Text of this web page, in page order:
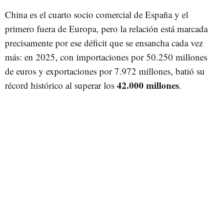
China es el cuarto socio comercial de España y el
primero fuera de Europa, pero la relación está marcada
precisamente por ese déficit que se ensancha cada vez
más: en 2025, con importaciones por 50.250 millones
de euros y exportaciones por 7.972 millones, batió su
récord histórico al superar los 42.000 millones.